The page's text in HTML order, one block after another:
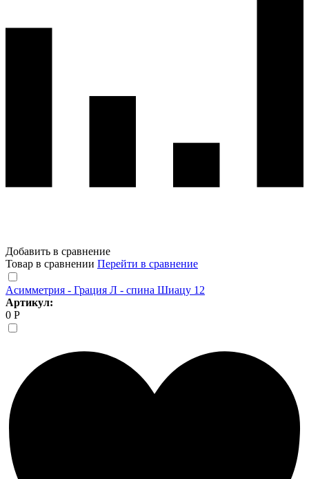
Добавить в сравнение
Товар в сравнении Перейти в сравнение
Асимметрия - Грация Л - спина Шиацу 12
Артикул:
0 Р